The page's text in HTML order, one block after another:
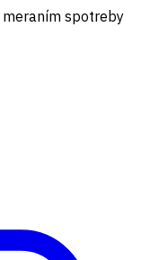
spotreby